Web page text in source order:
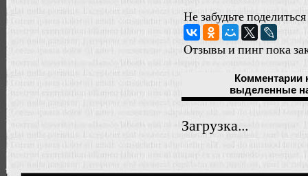
Не забудьте
Отзывы и пинг пока
Комментарии
выделенные
Загрузка...